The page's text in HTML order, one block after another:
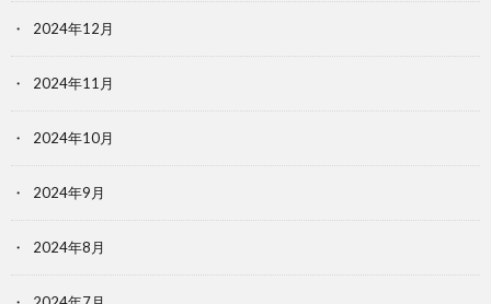
2024年12月
2024年11月
2024年10月
2024年9月
2024年8月